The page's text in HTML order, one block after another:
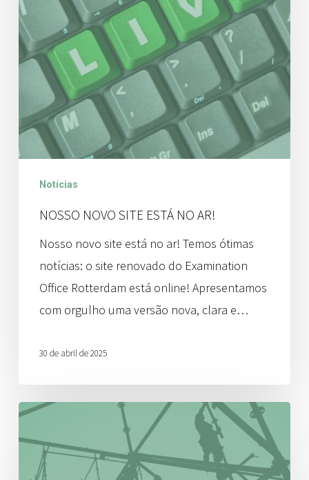
ar!
Notícias
NOSSO NOVO SITE ESTÁ NO AR!
Nosso novo site está no ar! Temos ótimas
notícias: o site renovado do Examination
Office Rotterdam está online! Apresentamos
com orgulho uma versão nova, clara e…
30 de abril de 2025
Reconhecimento
de
andaimes